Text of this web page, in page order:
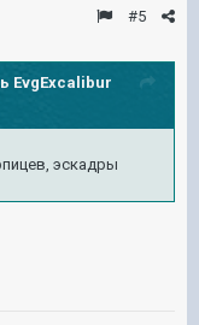
#5
EvgExcalibur
эскадры